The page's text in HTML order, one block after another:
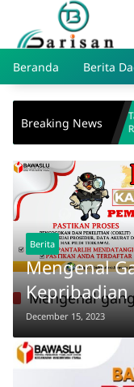
content
Beranda
Berita
Breaking News
Tambang Ilegal
Ratusan Miliar di
Mengenal
Berita
Mengenal
Kepribadian
December 15, 2023